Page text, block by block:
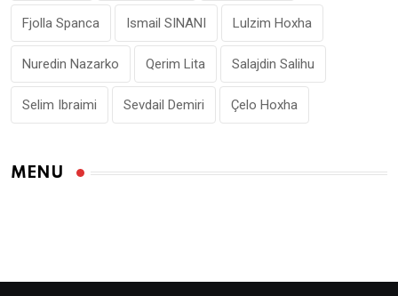
Fjolla Spanca Ismail SINANI Lulzim Hoxha
Nuredin Nazarko Qerim Lita Salajdin Salihu
Selim Ibraimi Sevdail Demiri Çelo Hoxha
MENU